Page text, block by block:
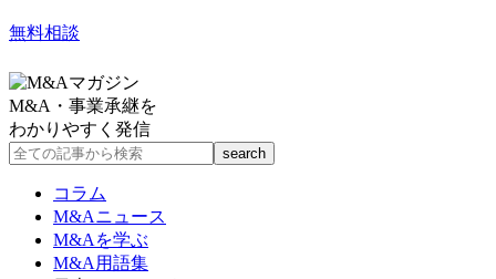
無料相談
M&A・事業承継を
わかりやすく発信
コラム
M&Aニュース
M&Aを学ぶ
M&A用語集